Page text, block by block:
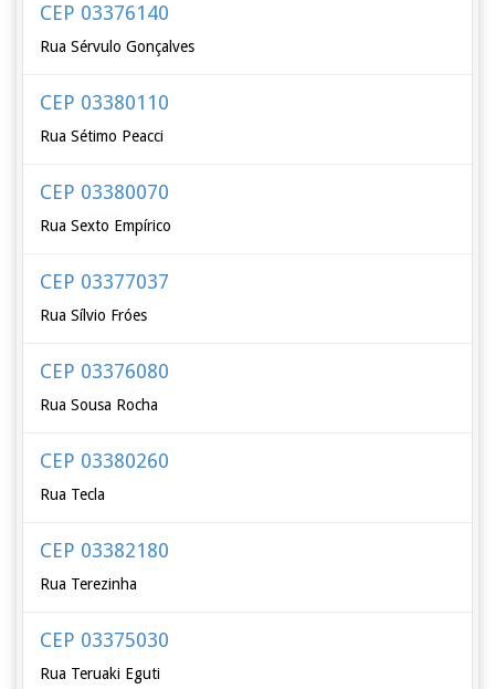
CEP 03376140
Rua Sérvulo Gonçalves
CEP 03380110
Rua Sétimo Peacci
CEP 03380070
Rua Sexto Empírico
CEP 03377037
Rua Sílvio Fróes
CEP 03376080
Rua Sousa Rocha
CEP 03380260
Rua Tecla
CEP 03382180
Rua Terezinha
CEP 03375030
Rua Teruaki Eguti